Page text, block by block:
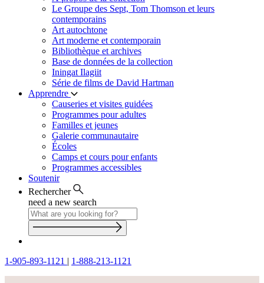
Le Groupe des Sept, Tom Thomson et leurs
contemporains
Art autochtone
Art moderne et contemporain
Bibliothèque et archives
Base de données de la collection
Iningat Ilagiit
Série de films de David Hartman
Apprendre
Causeries et visites guidées
Programmes pour adultes
Familles et jeunes
Galerie communautaire
Écoles
Camps et cours pour enfants
Programmes accessibles
Soutenir
Rechercher
need a new search
1-905-893-1121 | 1-888-213-1121